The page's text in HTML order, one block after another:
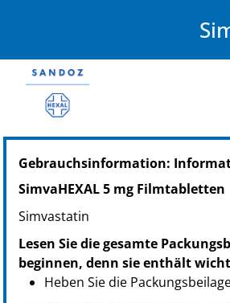
PZN: 02846511
PPN: 110284651127
NTIN: 04150028465117
PPN: 110284652817
NTIN: 04150028465285
Gebrauchsinformation:
SimvaHEXAL 5 mg Filmtabletten
Simvastatin
Lesen Sie die gesamte
beginnen, denn sie enthält
Heben Sie die